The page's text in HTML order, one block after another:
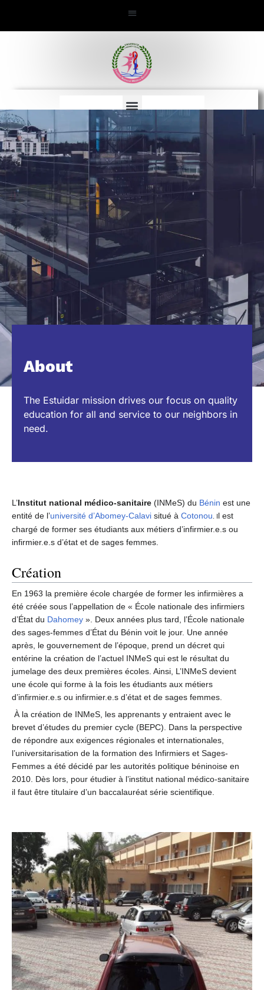
About
The Estuidar mission drives our focus on quality
education for all and service to our neighbors in
need.
L’Institut national médico-sanitaire (INMeS) du Bénin est une
entité de l’université d’Abomey-Calavi situé à Cotonou . Il est
chargé de former ses étudiants aux métiers d’infirmier.e.s ou
infirmier.e.s d’état et de sages femmes
Création
En 1963 la première école chargée de former les infirmières a
été créée sous l’appellation de « École nationale des infirmiers
d’État du Dahomey ». Deux années plus tard, l’École nationale
des sages-femmes d’État du Bénin voit le jour. Une année
après, le gouvernement de l’époque, prend un décret qui
entérine la création de l’actuel INMeS qui est le résultat du
jumelage des deux premières écoles. Ainsi, L’INMeS devient
une école qui forme à la fois les étudiants aux métiers
d’infirmier.e.s ou infirmier.e.s d’état et de sages femmes.
À la création de INMeS, les apprenants y entraient avec le
brevet d’études du premier cycle (BEPC). Dans la perspective
de répondre aux exigences régionales et internationales,
l’universitarisation de la formation des Infirmiers et Sages-
Femmes a été décidé par les autorités politique béninoise en
2010. Dès lors, pour étudier à l’institut national médico-sanitaire
il faut être titulaire d’un baccalauréat série scientifique